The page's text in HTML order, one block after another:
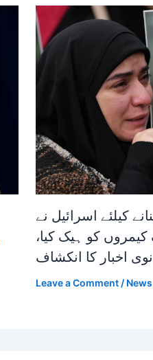
کیلئے اسرائیل نے
کو ہیک کیا،
اخبار کا انکشاف
Leave a Comment / News